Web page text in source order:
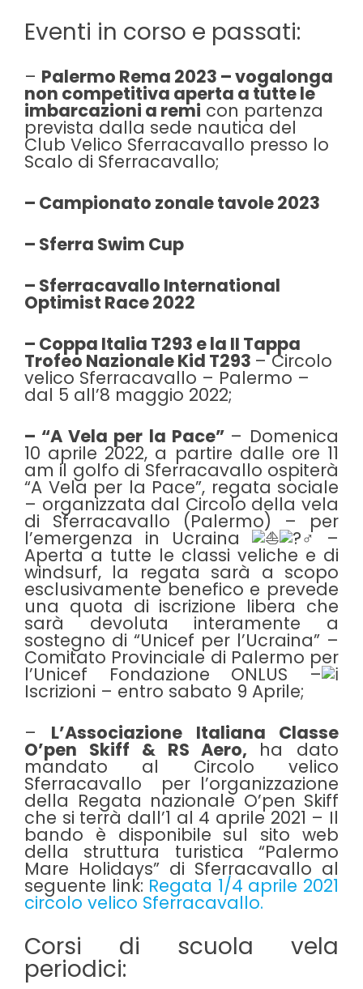
Eventi in corso e passati:
– Palermo Rema 2023 – vogalonga
non competitiva aperta a tutte le
imbarcazioni a remi con partenza
prevista dalla sede nautica del
Club Velico Sferracavallo presso lo
Scalo di Sferracavallo;
– Campionato zonale tavole 2023
– Sferra Swim Cup
– Sferracavallo International
Optimist Race 2022
– Coppa Italia T293 e la II Tappa
Trofeo Nazionale Kid T293 – Circolo
velico Sferracavallo – Palermo –
dal 5 all’8 maggio 2022;
– “A Vela per la Pace” – Domenica
10 aprile 2022, a partire dalle ore 11
am il golfo di Sferracavallo ospiterà
“A Vela per la Pace”, regata sociale
– organizzata dal Circolo della vela
di Sferracavallo (Palermo) – per
l’emergenza in Ucraina –
Aperta a tutte le classi veliche e di
windsurf, la regata sarà a scopo
esclusivamente benefico e prevede
una quota di iscrizione libera che
sarà devoluta interamente a
sostegno di “Unicef per l’Ucraina” –
Comitato Provinciale di Palermo per
l’Unicef Fondazione ONLUS –
Iscrizioni – entro sabato 9 Aprile;
– L’Associazione Italiana Classe
O’pen Skiff & RS Aero, ha dato
mandato al Circolo velico
Sferracavallo per l’organizzazione
della Regata nazionale O’pen Skiff
che si terrà dall’1 al 4 aprile 2021 – Il
bando è disponibile sul sito web
della struttura turistica “Palermo
Mare Holidays” di Sferracavallo al
seguente link: Regata 1/4 aprile 2021
circolo velico Sferracavallo.
Corsi di scuola vela
periodici: